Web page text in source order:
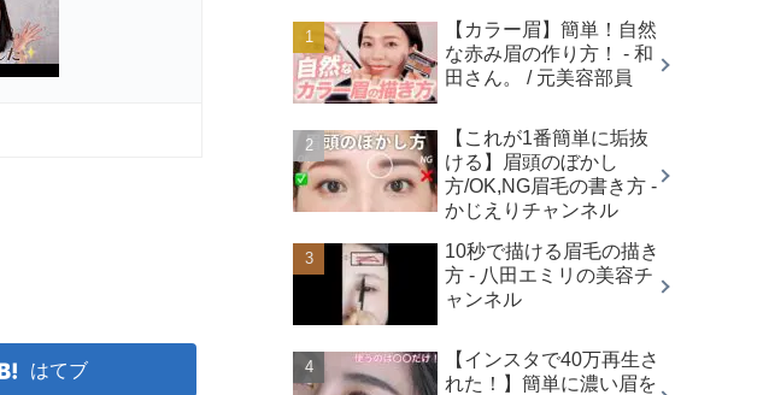
はてブ
【カラー眉】簡単！自然
な赤み眉の作り方！ - 和
田さん。 / 元美容部員
【これが1番簡単に垢抜
ける】眉頭のぼかし
方/OK,NG眉毛の書き方 -
かじえりチャンネル
10秒で描ける眉毛の描き
方 - 八田エミリの美容チ
ャンネル
【インスタで40万再生さ
れた！】簡単に濃い眉を